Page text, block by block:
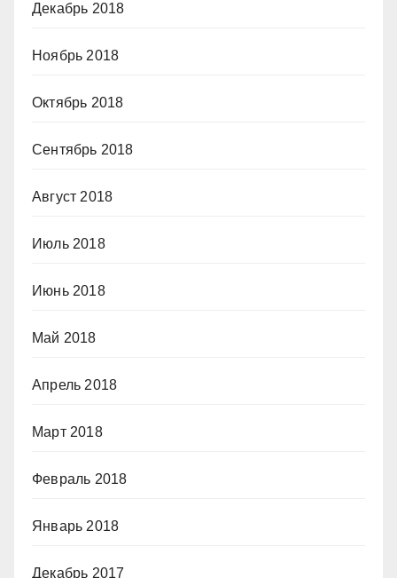
Декабрь 2018
Ноябрь 2018
Октябрь 2018
Сентябрь 2018
Август 2018
Июль 2018
Июнь 2018
Май 2018
Апрель 2018
Март 2018
Февраль 2018
Январь 2018
Декабрь 2017